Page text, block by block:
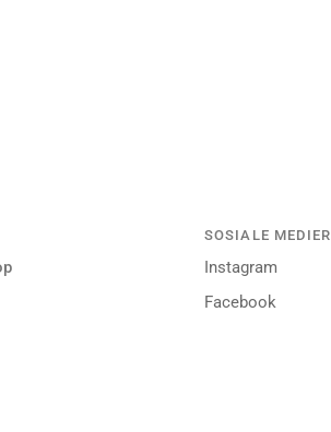
SOSIALE MEDIER
Instagram
Facebook